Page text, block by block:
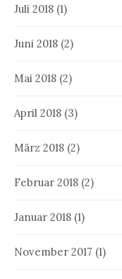
Juli 2018 (1)
Juni 2018 (2)
Mai 2018 (2)
April 2018 (3)
März 2018 (2)
Februar 2018 (2)
Januar 2018 (1)
November 2017 (1)